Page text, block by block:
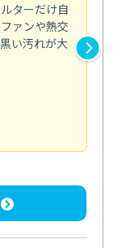
ターだけ自
ァンや熱交
い汚れが大